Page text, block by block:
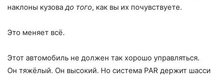
наклоны кузовадо того, как вы их почувствуете.
Это меняет всё.
Этот автомобиль не должен так хорошо управляться.
Он тяжёлый. Он высокий. Но система PAR держит шасси